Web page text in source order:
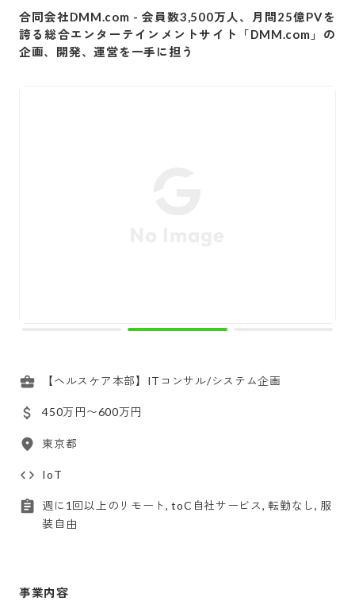
合同会社DMM.com - 会員数3,500万人、月間25億PVを
誇る総合エンターテインメントサイト「DMM.com」の
企画、開発、運営を一手に担う
【ヘルスケア本部】ITコンサル/システム企画
450万円〜600万円
東京都
IoT
週に1回以上のリモート, toC自社サービス, 転勤なし, 服
装自由
事業内容